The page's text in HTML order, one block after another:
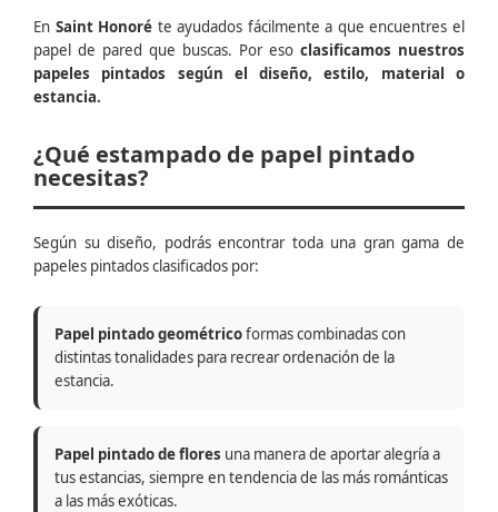
En Saint Honoré te ayudados fácilmente a que encuentres el
papel de pared que buscas. Por eso clasificamos nuestros
papeles pintados según el diseño, estilo, material o
estancia.
¿Qué estampado de papel pintado
necesitas?
Según su diseño, podrás encontrar toda una gran gama de
papeles pintados clasificados por:
Papel pintado geométricoformas combinadas con
distintas tonalidades para recrear ordenación de la
estancia.
Papel pintado de flores una manera de aportar alegría a
tus estancias, siempre en tendencia de las más románticas
a las más exóticas.